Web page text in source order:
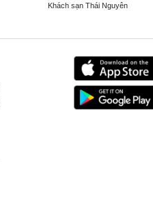
Khách sạn Thái Nguyên